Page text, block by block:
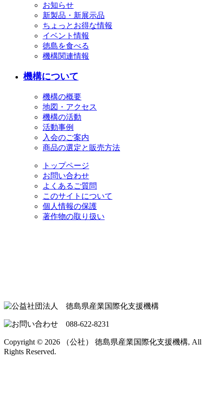
お知らせ
新製品・新展示品
ちょっとお得な情報
イベント情報
徳島を食べる
機構関連情報
機構について
機構の概要
地図・アクセス
機構の活動
活動事例
入会のご案内
商品の選定と販売方法
トップページ
お問い合わせ
よくあるご質問
このサイトについて
個人情報の保護
著作物の取り扱い
Copyright © 2026 （公社） 徳島県産業国際化支援機構, All
Rights Reserved.